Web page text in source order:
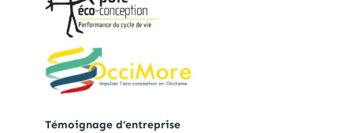
Témoignage d’entreprise